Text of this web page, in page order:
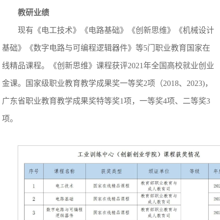
教研业绩
现有《电工技术》《电路基础》《创新思维》《机械设计
基础》《数字电路与可编程逻辑器件》等5门职业教育国家在
线精品课程。《创新思维》课程获评2021年全国高校就业创业
金课。国家级职业教育教学成果奖一等奖2项（2018、2023)，
广东省职业教育教学成果奖特等奖1项，一等奖4项、二等奖3
项。